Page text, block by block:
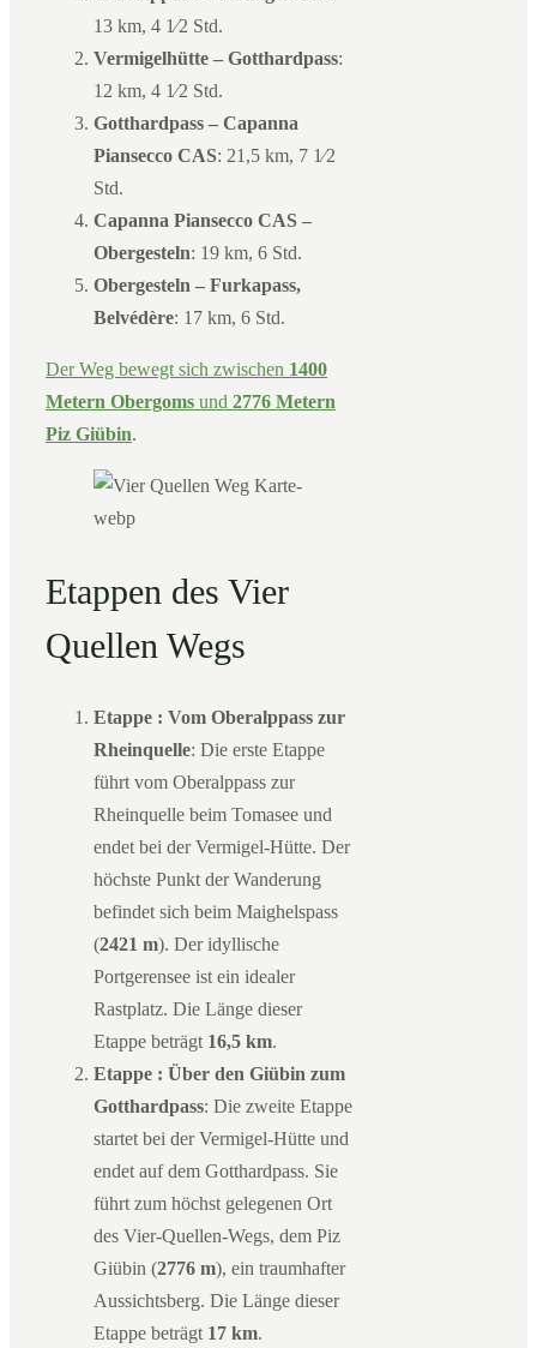
13 km, 4 1⁄2 Std.
Vermigelhütte – Gotthardpass:
12 km, 4 1⁄2 Std.
Gotthardpass – Capanna
Piansecco CAS: 21,5 km, 7 1⁄2
Std.
Capanna Piansecco CAS –
Obergesteln: 19 km, 6 Std.
Obergesteln – Furkapass,
Belvédère: 17 km, 6 Std.
Der Weg bewegt sich zwischen 1400
Metern Obergoms und 2776 Metern
Piz Giübin.
Etappen des Vier
Quellen Wegs
Etappe : Vom Oberalppass zur
Rheinquelle: Die erste Etappe
führt vom Oberalppass zur
Rheinquelle beim Tomasee und
endet bei der Vermigel-Hütte. Der
höchste Punkt der Wanderung
befindet sich beim Maighelspass
(2421 m). Der idyllische
Portgerensee ist ein idealer
Rastplatz. Die Länge dieser
Etappe beträgt 16,5 km.
Etappe : Über den Giübin zum
Gotthardpass: Die zweite Etappe
startet bei der Vermigel-Hütte und
endet auf dem Gotthardpass. Sie
führt zum höchst gelegenen Ort
des Vier-Quellen-Wegs, dem Piz
Giübin (2776 m), ein traumhafter
Aussichtsberg. Die Länge dieser
Etappe beträgt 17 km.